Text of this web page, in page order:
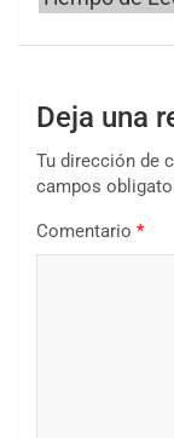
Deja una
Tu dirección de
campos
Comentario *